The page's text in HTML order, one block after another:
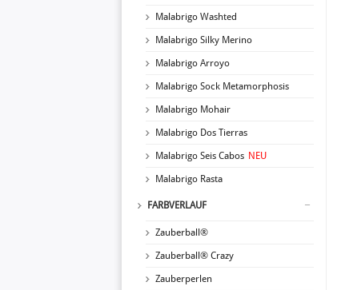
Malabrigo Washted
Malabrigo Silky Merino
Malabrigo Arroyo
Malabrigo Sock Metamorphosis
Malabrigo Mohair
Malabrigo Dos Tierras
Malabrigo Seis Cabos NEU
Malabrigo Rasta
FARBVERLAUF
Zauberball®
Zauberball® Crazy
Zauberperlen